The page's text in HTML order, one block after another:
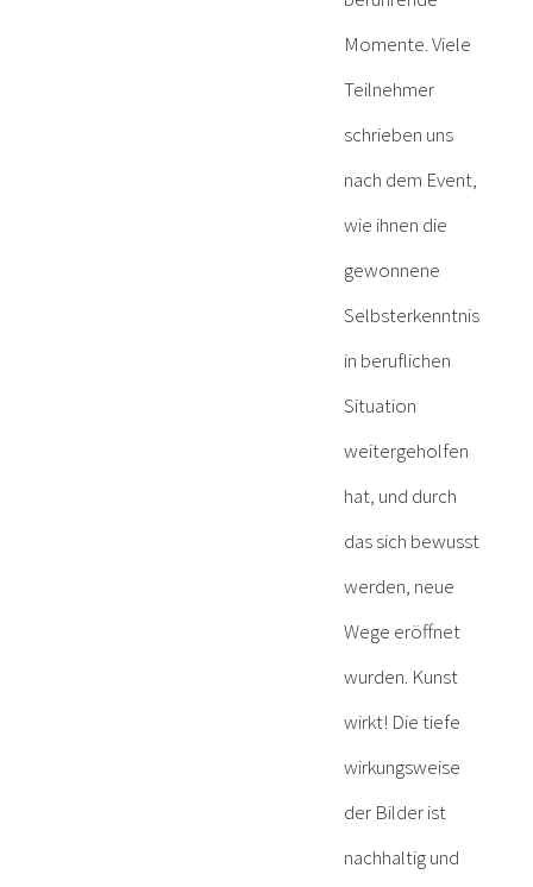
Momente. Viele
Teilnehmer
schrieben uns
nach dem Event,
wie ihnen die
gewonnene
Selbsterkenntnis
in beruflichen
Situation
weitergeholfen
hat, und durch
das sich bewusst
werden, neue
Wege eröffnet
wurden. Kunst
wirkt! Die tiefe
wirkungsweise
der Bilder ist
nachhaltig und